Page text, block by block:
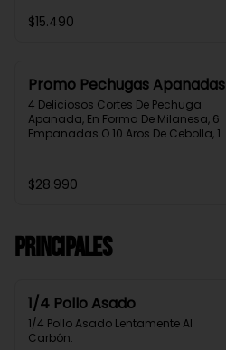
$15.490
Promo Pechugas Apanadas
4 Deliciosos Cortes De Pechuga
Apanada, En Forma De Milanesa, 6
Empanadas O 10 Aros De Cebolla, 1
$28.990
Principales
1/4 Pollo Asado
1/4 Pollo Asado Lentamente Al
Carbón.